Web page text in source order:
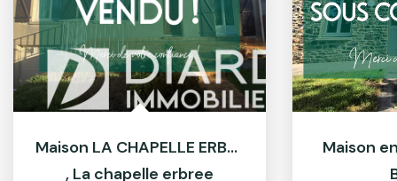
Maison LA CHAPELLE ERBREE
, La chapelle erbree
Maison